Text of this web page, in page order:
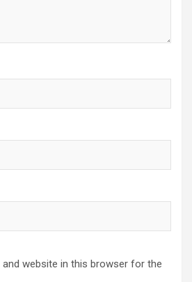
and website in this browser for the